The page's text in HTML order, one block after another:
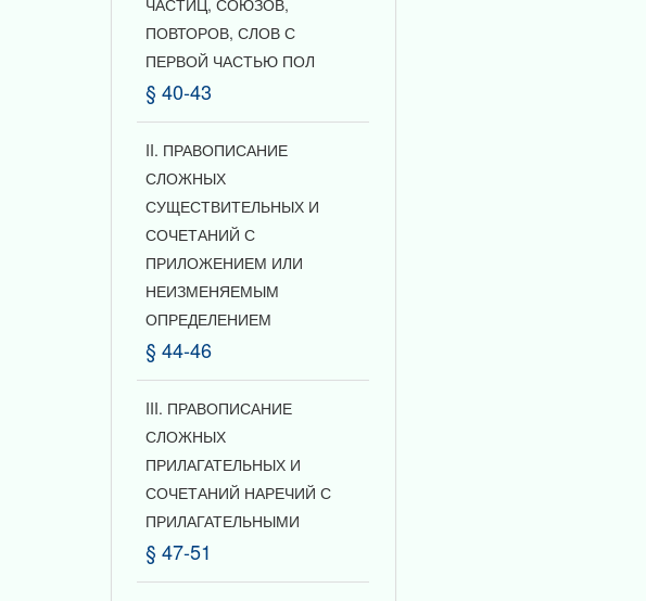
ЧАСТИЦ, СОЮЗОВ,
ПОВТОРОВ, СЛОВ С
ПЕРВОЙ ЧАСТЬЮ ПОЛ
§ 40-43
II. ПРАВОПИСАНИЕ
СЛОЖНЫХ
СУЩЕСТВИТЕЛЬНЫХ И
СОЧЕТАНИЙ С
ПРИЛОЖЕНИЕМ ИЛИ
НЕИЗМЕНЯЕМЫМ
ОПРЕДЕЛЕНИЕМ
§ 44-46
III. ПРАВОПИСАНИЕ
СЛОЖНЫХ
ПРИЛАГАТЕЛЬНЫХ И
СОЧЕТАНИЙ НАРЕЧИЙ С
ПРИЛАГАТЕЛЬНЫМИ
§ 47-51